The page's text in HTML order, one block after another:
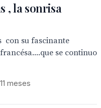
, la sonrisa
con su fascinante
se continuo
meses